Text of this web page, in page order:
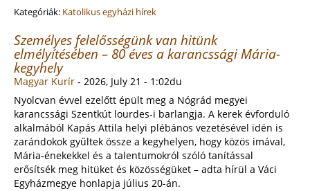
Kategóriák: Katolikus egyházi hírek
Személyes felelősségünk van hitünk
elmélyítésében – 80 éves a karancssági Mária-
kegyhely
Magyar Kurír - 2026, July 21 - 1:02du
Nyolcvan évvel ezelőtt épült meg a Nógrád megyei
karancssági Szentkút lourdes-i barlangja. A kerek évforduló
alkalmából Kapás Attila helyi plébános vezetésével idén is
zarándokok gyűltek össze a kegyhelyen, hogy közös imával,
Mária-énekekkel és a talentumokról szóló tanítással
erősítsék meg hitüket és közösségüket – adta hírül a Váci
Egyházmegye honlapja július 20-án.